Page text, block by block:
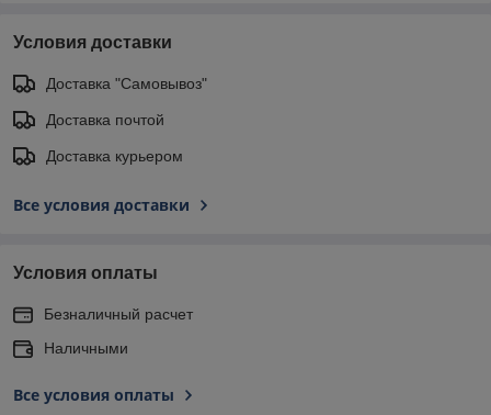
Условия доставки
Доставка "Самовывоз"
Доставка почтой
Доставка курьером
Все условия доставки
Условия оплаты
Безналичный расчет
Наличными
Все условия оплаты